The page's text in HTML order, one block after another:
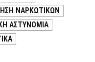
ΝΑΡΚΩΤΙΚΩΝ
ΑΣΤΥΝΟΜΙΑ